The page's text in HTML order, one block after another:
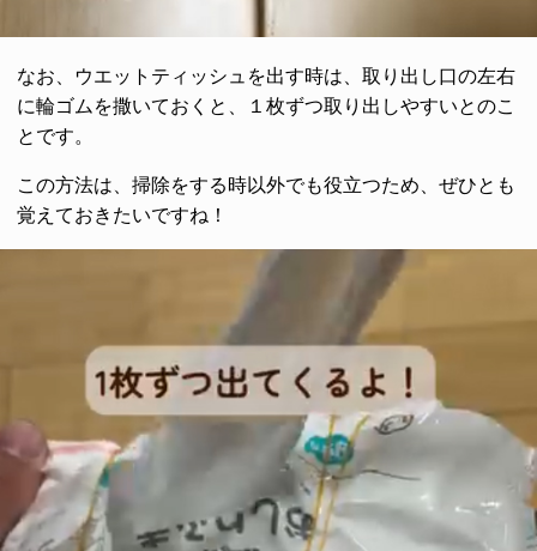
なお、ウエットティッシュを出す時は、取り出し口の左右
に輪ゴムを撒いておくと、１枚ずつ取り出しやすいとのこ
とです。
この方法は、掃除をする時以外でも役立つため、ぜひとも
覚えておきたいですね！